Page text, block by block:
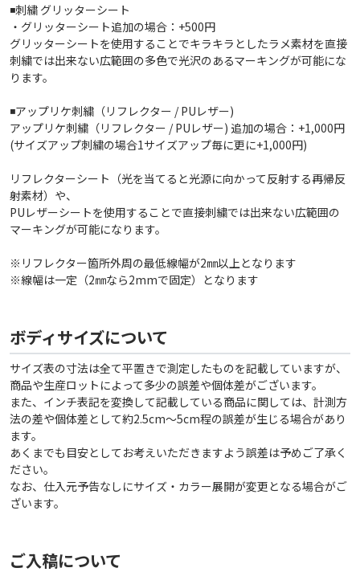
◾️刺繍 グリッターシート
・グリッターシート追加の場合：+500円
グリッターシートを使用することでキラキラとしたラメ素材を直接
刺繍では出来ない広範囲の多色で光沢のあるマーキングが可能にな
ります。
◾️アップリケ刺繍（リフレクター / PUレザー)
アップリケ刺繍（リフレクター / PUレザー) 追加の場合：+1,000円
(サイズアップ刺繍の場合1サイズアップ毎に更に+1,000円)
リフレクターシート（光を当てると光源に向かって反射する再帰反
射素材）や、
PUレザーシートを使用することで直接刺繍では出来ない広範囲の
マーキングが可能になります。
※リフレクター箇所外周の最低線幅が2㎜以上となります
※線幅は一定（2㎜なら2mmで固定）となります
ボディサイズについて
サイズ表の寸法は全て平置きで測定したものを記載していますが、
商品や生産ロットによって多少の誤差や個体差がございます。
また、インチ表記を変換して記載している商品に関しては、計測方
法の差や個体差として約2.5cm〜5cm程の誤差が生じる場合があり
ます。
あくまでも目安としてお考えいただきますよう誤差は予めご了承く
ださい。
なお、仕入元予告なしにサイズ・カラー展開が変更となる場合がご
ざいます。
ご入稿について